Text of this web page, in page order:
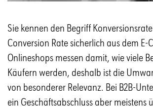
Sie kennen den Begriff
Conversion Rate sicherlich aus dem E-
Onlineshops messen damit, wie viele
Käufern werden, deshalb ist die
von besonderer Relevanz. Bei B2B-
ein Geschäftsabschluss aber meistens